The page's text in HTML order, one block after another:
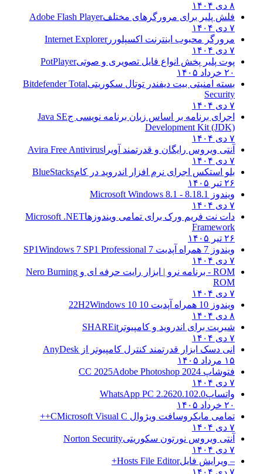
فلش پلیر برای مرورگرهای مختلف Adobe Flash Player
مرورگر محبوب اینترنت اکسپلورر Internet Explorer
پوت پلیر پخش انواع فایل تصویری و صوتیPotPlayer
۲۰ خرداد ۱۴۰۵
بسته امنیتی بیت دیفندر توتال سکوریتیBitdefender Total
Security
اجرای برنامه بر اساس زبان برنامه نویسی ج Java SE
Development Kit (JDK)
آنتی ویروس رایگان و قدرتمند آویراAvira Free Antivirus
بلو استکس اجرای نرم افزار اندروید در کامBlueStacks
۲۶ تیر ۱۴۰۵
ویندوز 8.18.1 - Microsoft Windows 8.1
دات نت فریم ورک برای تمامی ویندوزهاMicrosoft .NET
Framework
۲۶ تیر ۱۴۰۵
ویندوز 7 همراه آپدیت 7 SP1
Windows 7 SP1 Professional
ROM - برنامه نرو | ابزار رایت حرفه ای و
Nero Burning
ROM
ویندوز 10 همراه آپدیت 10 22H2
Windows 10
شیریت برای اندروید و کامپیوترSHAREit
انی دسک ابزار قدرتمند کنترل کامپیوتر ازAnyDesk
۱۵ مرداد ۱۴۰۵
فتوشاپ CC 2025Adobe Photoshop 2024
واتساپWhatsApp PC 2.2620.102.0
۲۰ خرداد ۱۴۰۵
تمامی مایکروسافت ویژوال C Microsoft Visual C++
آنتی ویروس نورتون سکوریتیNorton Security
– ویرایش فایلHosts File Editor+